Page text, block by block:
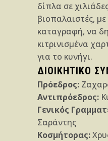
δίπλα σε
βιοπαλαιστές,
καταγραφή, να
κιτρινισμένα
για το κυνήγι.
ΔΙΟΙΚΗΤΙΚΟ
Πρόεδρος:
Αντιπρόεδρος:
Γενικός
Σαράντης
Κοσμήτορας: